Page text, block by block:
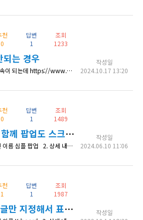
천
0
답변
1
조회
1233
는 경우
https://123.com 으로는 접속이 되는데 https://www.123.com 으로는 접속이 안됩니다. 어디서 설정을 해주어야 할까요.
작성일
2024.10.17 13:20
천
0
답변
1
조회
1489
[심플팝업] 화면과 함께 팝업도 스크롤 되도록 하고 싶습니다.
1. 정확한 제품 또는 플러그인 이름 심플 팝업 2. 상세 내용 안녕하세요 코스모스팜 팝업플러그인 쓰다가 커뮤니티에서 유사 사례 찾아봤는데 없어서 문의드려요. 팝업도 화면스크롤과 함께 스크롤 되도록 할수 없을까요? 팝업을 여러개 띄우는 상황인데, 팝업은 화면스크롤과 별도로 상시 고정되어 있다보니, 겹치게 표시하지 않는 이상 화면 밖으로 닫기가 나가는 경우 스크롤이 안되니 표시에 제약이 있네요. 그럼 고수님들의
작성일
2024.06.10 11:06
천
1
답변
1
조회
1987
메인페이지에 특정글만 지정해서 표시하고 싶습니다.
작성일